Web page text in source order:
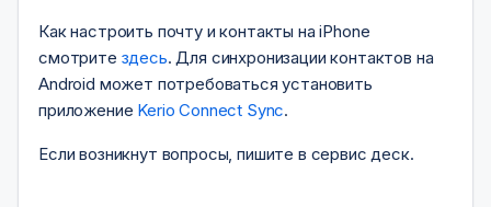
Как настроить почту и контакты на iPhone
смотрите здесь. Для синхронизации контактов на
Android может потребоваться установить
приложение Kerio Connect Sync.
Если возникнут вопросы, пишите в сервис деск.